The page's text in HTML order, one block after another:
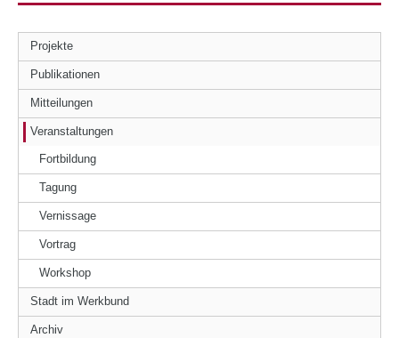
Projekte
Publikationen
Mitteilungen
Veranstaltungen
Fortbildung
Tagung
Vernissage
Vortrag
Workshop
Stadt im Werkbund
Archiv